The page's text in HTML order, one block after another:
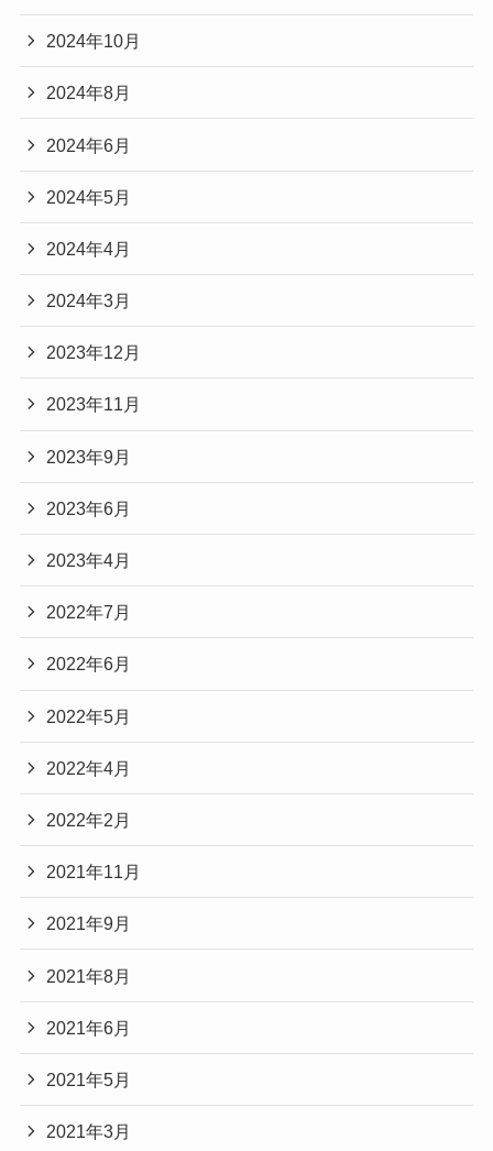
2024年10月
2024年8月
2024年6月
2024年5月
2024年4月
2024年3月
2023年12月
2023年11月
2023年9月
2023年6月
2023年4月
2022年7月
2022年6月
2022年5月
2022年4月
2022年2月
2021年11月
2021年9月
2021年8月
2021年6月
2021年5月
2021年3月